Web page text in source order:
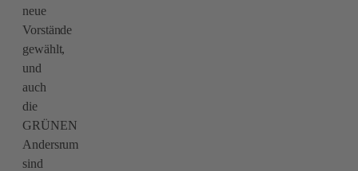
neue
Vorstände
gewählt,
und
auch
die
GRÜNEN
Andersrum
sind